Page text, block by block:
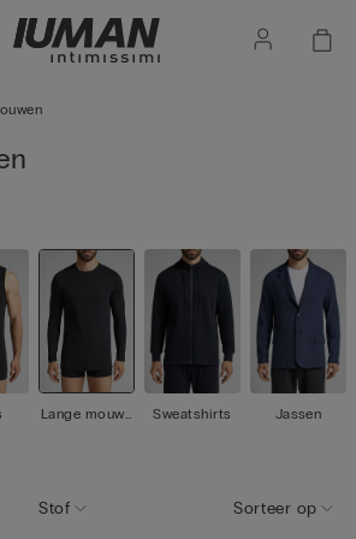
Lange mouwe
Sweatshirts Jassen
Stof Sorteer op